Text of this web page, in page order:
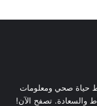
حياة صحي ومعلومات
والسعادة. تصفح الآن!